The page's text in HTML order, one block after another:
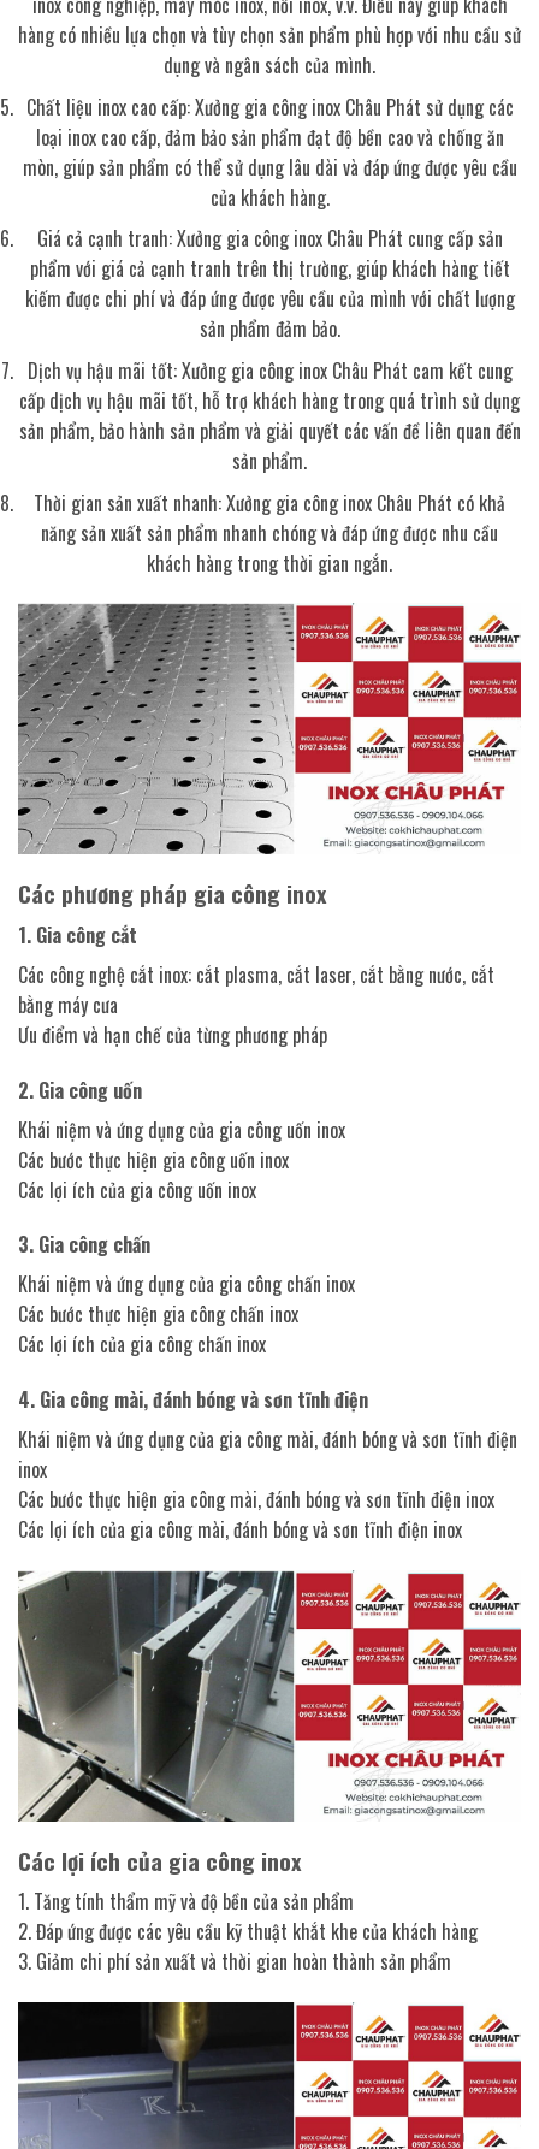
hàng có nhiều lựa chọn và tùy chọn sản phẩm phù hợp với nhu cầu sử
dụng và ngân sách của mình.
Chất liệu inox cao cấp: Xưởng gia công inox Châu Phát sử dụng các
loại inox cao cấp, đảm bảo sản phẩm đạt độ bền cao và chống ăn
mòn, giúp sản phẩm có thể sử dụng lâu dài và đáp ứng được yêu cầu
của khách hàng.
Giá cả cạnh tranh: Xưởng gia công inox Châu Phát cung cấp sản
phẩm với giá cả cạnh tranh trên thị trường, giúp khách hàng tiết
kiếm được chi phí và đáp ứng được yêu cầu của mình với chất lượng
sản phẩm đảm bảo.
Dịch vụ hậu mãi tốt: Xưởng gia công inox Châu Phát cam kết cung
cấp dịch vụ hậu mãi tốt, hỗ trợ khách hàng trong quá trình sử dụng
sản phẩm, bảo hành sản phẩm và giải quyết các vấn đề liên quan đến
sản phẩm.
Thời gian sản xuất nhanh: Xưởng gia công inox Châu Phát có khả
năng sản xuất sản phẩm nhanh chóng và đáp ứng được nhu cầu
khách hàng trong thời gian ngắn.
Các phương pháp gia công inox
1. Gia công cắt
Các công nghệ cắt inox: cắt plasma, cắt laser, cắt bằng nước, cắt
bằng máy cưa
Ưu điểm và hạn chế của từng phương pháp
2. Gia công uốn
Khái niệm và ứng dụng của gia công uốn inox
Các bước thực hiện gia công uốn inox
Các lợi ích của gia công uốn inox
3. Gia công chấn
Khái niệm và ứng dụng của gia công chấn inox
Các bước thực hiện gia công chấn inox
Các lợi ích của gia công chấn inox
4. Gia công mài, đánh bóng và sơn tĩnh điện
Khái niệm và ứng dụng của gia công mài, đánh bóng và sơn tĩnh điện
inox
Các bước thực hiện gia công mài, đánh bóng và sơn tĩnh điện inox
Các lợi ích của gia công mài, đánh bóng và sơn tĩnh điện inox
Các lợi ích của gia công inox
1. Tăng tính thẩm mỹ và độ bền của sản phẩm
2. Đáp ứng được các yêu cầu kỹ thuật khắt khe của khách hàng
3. Giảm chi phí sản xuất và thời gian hoàn thành sản phẩm